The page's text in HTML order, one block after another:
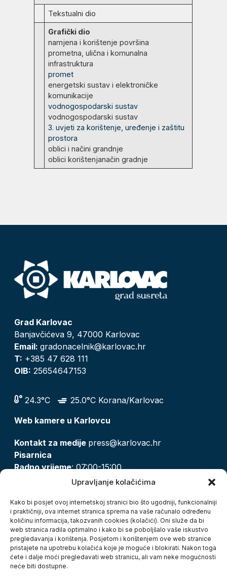
Upravljanje kolačićima
Kako bi posjet ovoj internetskoj stranici bio što ugodniji, funkcionalniji
i praktičniji, ova internet stranica sprema na vaše računalo određenu
količinu informacija, takozvanih cookies (kolačići). Oni služe da bi
web stranica radila optimalno i kako bi se poboljšalo vaše iskustvo
pregledavanja i korištenja. Posjetom i korištenjem ove web stranice
pristajete na upotrebu kolačića koje je moguće i blokirati. Nakon toga
ćete i dalje moći pregledavati web stranicu, ali vam neke mogućnosti
neće biti dostupne.
Tekstualni dio
Grafički dio
namjena i korištenje površina
prometna, ulična i komunalna
infrastruktura
promet
energetski sustav i elektroničke
komunikacije
vodnogospodarski sustav
vodnogospodarski sustav
3. uvjeti za korištenje, uređenje i zaštitu
prostora
oblici i načini grandnje
oblici korištenjanačin gradnje
Grad Karlovac
Banjavčićeva 9, 47000 Karlovac
Email: gradonacelnik@karlovac.hr
T: +385 47 628 111
OIB: 25654647153
24.3°C
25.0°C Korana/Karlovac
Web kamere u Karlovcu
Kontakt za medije press@karlovac.hr
Pisarnica
Radno vrijeme: 07:00-15:00
pisarnica@karlovac.hr
Zaštita osobnih podataka
Pristup informacijama
Kolačići
Izjava o pristupačnosti